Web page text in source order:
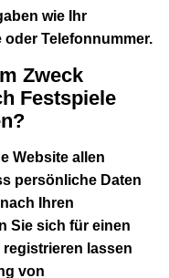
wie Ihr
Telefonnummer.
Zweck
Festspiele
Website allen
persönliche Daten
Ihren
Sie sich für einen
lassen
von